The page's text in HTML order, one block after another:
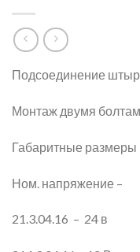
Подсоединение
Монтаж двумя
Габаритные
Ном. напряжение –
21.3.04.16 – 24 в